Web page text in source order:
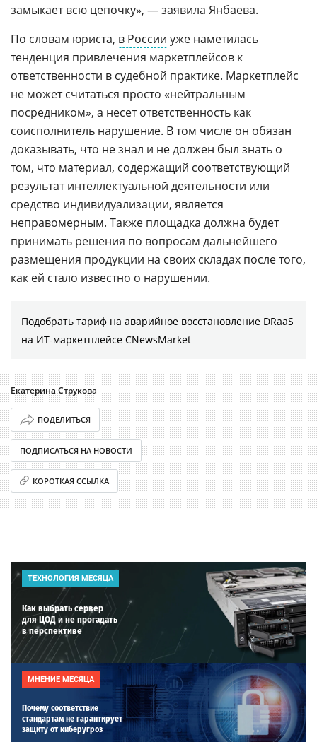
замыкает всю цепочку», — заявила Янбаева.
По словам юриста, в России уже наметилась
тенденция привлечения маркетплейсов к
ответственности в судебной практике. Маркетплейс
не может считаться просто «нейтральным
посредником», а несет ответственность как
соисполнитель нарушение. В том числе он обязан
доказывать, что не знал и не должен был знать о
том, что материал, содержащий соответствующий
результат интеллектуальной деятельности или
средство индивидуализации, является
неправомерным. Также площадка должна будет
принимать решения по вопросам дальнейшего
размещения продукции на своих складах после того,
как ей стало известно о нарушении.
Подобрать тариф на аварийное восстановление DRaaS
на ИТ-маркетплейсе CNewsMarket
Екатерина Струкова
ПОДЕЛИТЬСЯ
ПОДПИСАТЬСЯ НА НОВОСТИ
КОРОТКАЯ ССЫЛКА
ТЕХНОЛОГИЯ МЕСЯЦА
Как выбрать сервер
для ЦОД и не прогадать
в перспективе
МНЕНИЕ МЕСЯЦА
Почему соответствие
стандартам не гарантирует
защиту от киберугроз